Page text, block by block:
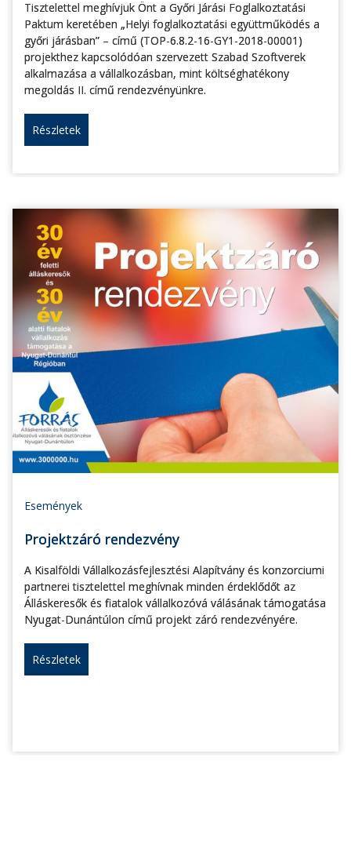
Tisztelettel meghívjuk Önt a Győri Járási Foglalkoztatási
Paktum keretében „Helyi foglalkoztatási együttműködés a
győri járásban” – című (TOP-6.8.2-16-GY1-2018-00001)
projekthez kapcsolódóan szervezett Szabad Szoftverek
alkalmazása a vállalkozásban, mint költséghatékony
megoldás II. című rendezvényünkre.
Részletek
Események
Projektzáró rendezvény
A Kisalföldi Vállalkozásfejlesztési Alapítvány és konzorciumi
partnerei tisztelettel meghívnak minden érdeklődőt az
Álláskeresők és fiatalok vállalkozóvá válásának támogatása
Nyugat-Dunántúlon című projekt záró rendezvényére.
Részletek